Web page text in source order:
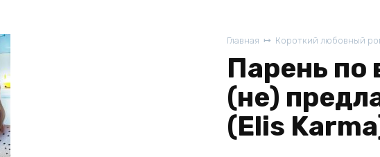
Главная Короткий любовный
Парень по
(не)
(Elis